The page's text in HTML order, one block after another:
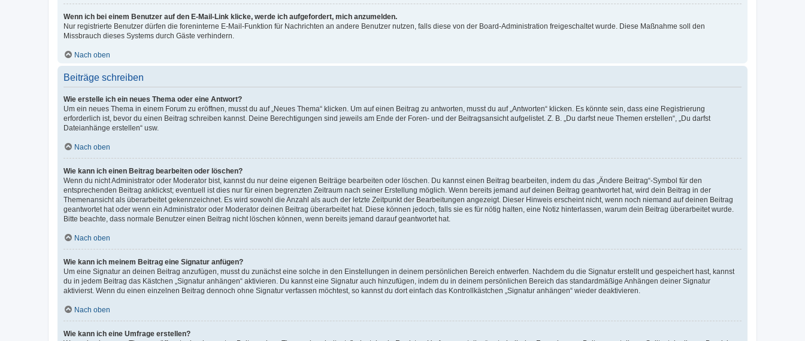
Wenn ich bei einem Benutzer auf den E-Mail-Link klicke, werde ich aufgefordert, mich anzumelden.
Nur registrierte Benutzer dürfen die foreninterne E-Mail-Funktion für Nachrichten an andere Benutzer nutzen, falls diese von der Board-Administration freigeschaltet wurde. Diese Maßnahme soll den
Missbrauch dieses Systems durch Gäste verhindern.
Nach oben
Beiträge schreiben
Wie erstelle ich ein neues Thema oder eine Antwort?
Um ein neues Thema in einem Forum zu eröffnen, musst du auf „Neues Thema“ klicken. Um auf einen Beitrag zu antworten, musst du auf „Antworten“ klicken. Es könnte sein, dass eine Registrierung
erforderlich ist, bevor du einen Beitrag schreiben kannst. Deine Berechtigungen sind jeweils am Ende der Foren- und der Beitragsansicht aufgelistet. Z. B. „Du darfst neue Themen erstellen“, „Du darfst
Dateianhänge erstellen“ usw.
Nach oben
Wie kann ich einen Beitrag bearbeiten oder löschen?
Wenn du nicht Administrator oder Moderator bist, kannst du nur deine eigenen Beiträge bearbeiten oder löschen. Du kannst einen Beitrag bearbeiten, indem du das „Ändere Beitrag“-Symbol für den
entsprechenden Beitrag anklickst; eventuell ist dies nur für einen begrenzten Zeitraum nach seiner Erstellung möglich. Wenn bereits jemand auf deinen Beitrag geantwortet hat, wird dein Beitrag in der
Themenansicht als überarbeitet gekennzeichnet. Es wird sowohl die Anzahl als auch der letzte Zeitpunkt der Bearbeitungen angezeigt. Dieser Hinweis erscheint nicht, wenn noch niemand auf deinen Beitrag
geantwortet hat oder wenn ein Administrator oder Moderator deinen Beitrag überarbeitet hat. Diese können jedoch, falls sie es für nötig halten, eine Notiz hinterlassen, warum dein Beitrag überarbeitet wurde.
Bitte beachte, dass normale Benutzer einen Beitrag nicht löschen können, wenn bereits jemand darauf geantwortet hat.
Nach oben
Wie kann ich meinem Beitrag eine Signatur anfügen?
Um eine Signatur an deinen Beitrag anzufügen, musst du zunächst eine solche in den Einstellungen in deinem persönlichen Bereich entwerfen. Nachdem du die Signatur erstellt und gespeichert hast, kannst
du in jedem Beitrag das Kästchen „Signatur anhängen“ aktivieren. Du kannst eine Signatur auch hinzufügen, indem du in deinem persönlichen Bereich das standardmäßige Anhängen deiner Signatur
aktivierst. Wenn du einen einzelnen Beitrag dennoch ohne Signatur verfassen möchtest, so kannst du dort einfach das Kontrollkästchen „Signatur anhängen“ wieder deaktivieren.
Nach oben
Wie kann ich eine Umfrage erstellen?